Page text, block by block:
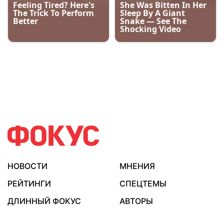
НОВОСТИ
МНЕНИЯ
РЕЙТИНГИ
СПЕЦТЕМЫ
ДЛИННЫЙ ФОКУС
АВТОРЫ